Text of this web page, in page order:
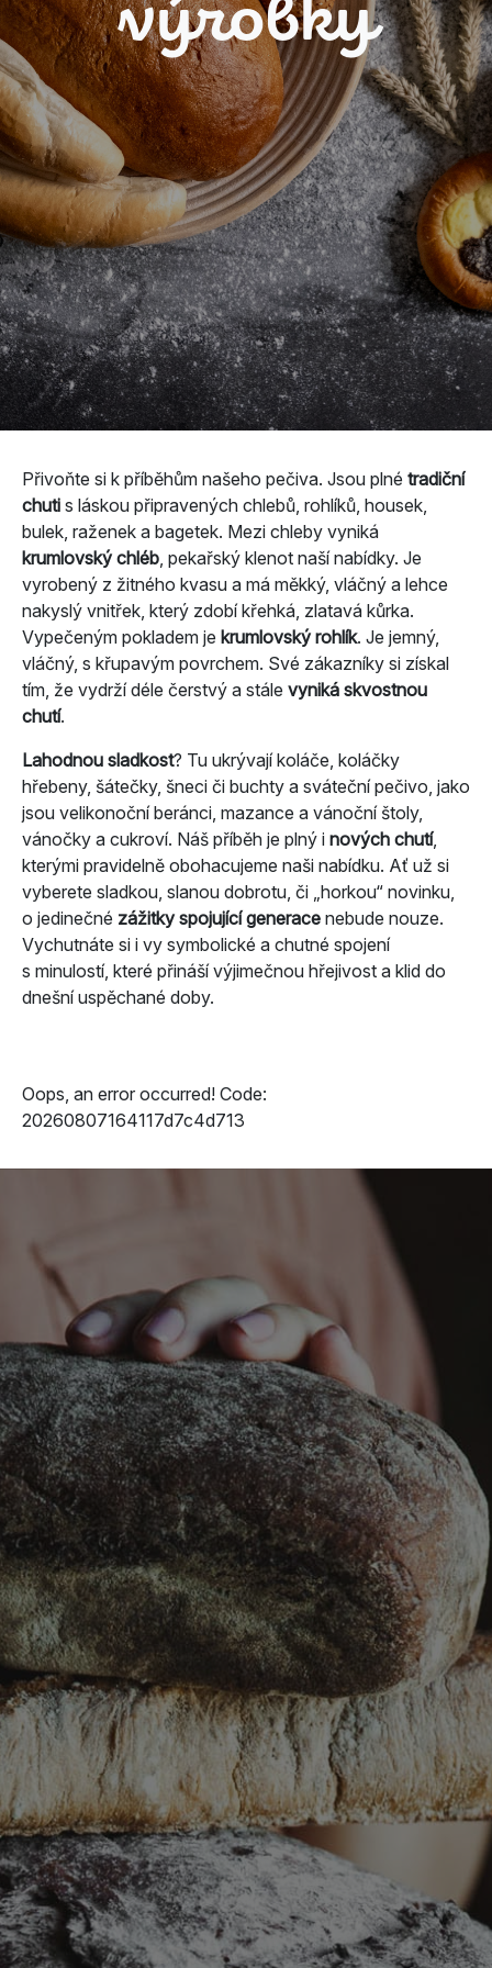
výrobky
Přivoňte si k příběhům našeho pečiva. Jsou plné tradiční
chuti s láskou připravených chlebů, rohlíků, housek,
bulek, raženek a bagetek. Mezi chleby vyniká
krumlovský chléb , pekařský klenot naší nabídky. Je
vyrobený z žitného kvasu a má měkký, vláčný a lehce
nakyslý vnitřek, který zdobí křehká, zlatavá kůrka.
Vypečeným pokladem je krumlovský rohlík. Je jemný,
vláčný, s křupavým povrchem. Své zákazníky si získal
tím, že vydrží déle čerstvý a stále vyniká skvostnou
chutí.
Lahodnou sladkost? Tu ukrývají koláče, koláčky
hřebeny, šátečky, šneci či buchty a sváteční pečivo, jako
jsou velikonoční beránci, mazance a vánoční štoly,
vánočky a cukroví. Náš příběh je plný i nových chutí,
kterými pravidelně obohacujeme naši nabídku. Ať už si
vyberete sladkou, slanou dobrotu, či „horkou“ novinku,
o jedinečné zážitky spojující generace nebude nouze.
Vychutnáte si i vy symbolické a chutné spojení
s minulostí, které přináší výjimečnou hřejivost a klid do
dnešní uspěchané doby.
Oops, an error occurred! Code:
20260807164117d7c4d713